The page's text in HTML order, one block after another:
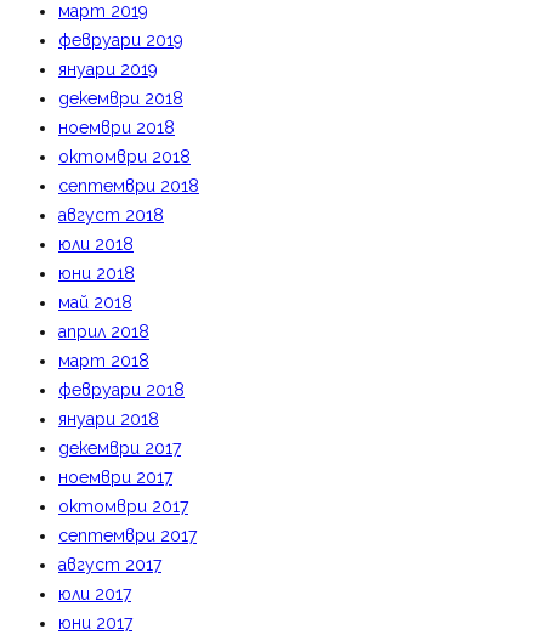
март 2019
февруари 2019
януари 2019
декември 2018
ноември 2018
октомври 2018
септември 2018
август 2018
юли 2018
юни 2018
май 2018
април 2018
март 2018
февруари 2018
януари 2018
декември 2017
ноември 2017
октомври 2017
септември 2017
август 2017
юли 2017
юни 2017